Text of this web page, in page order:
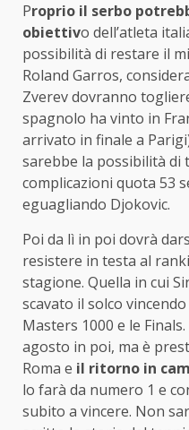
Proprio il serbo
obiettivo dell’atleta
possibilità di restare il
Roland Garros,
Zverev dovranno
spagnolo ha vinto in
arrivato in finale a
sarebbe la possibilità di
complicazioni quota 53
eguagliando Djokovic.
Poi da lì in poi dovrà
resistere in testa al
stagione. Quella in cui
scavato il solco
Masters 1000 e le
agosto in poi, ma è
Roma e il ritorno in
lo farà da numero 1 e
subito a vincere. Non